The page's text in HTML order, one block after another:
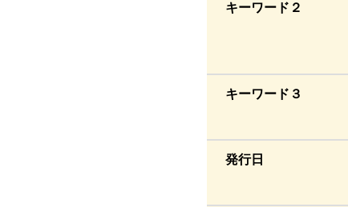
キーワード２
キーワード３
発行日